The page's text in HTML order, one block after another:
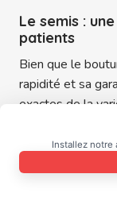
Le semis :
patients
Bien que le
rapidité et sa
exactes de la
jardiniers
de votre
Installez notre